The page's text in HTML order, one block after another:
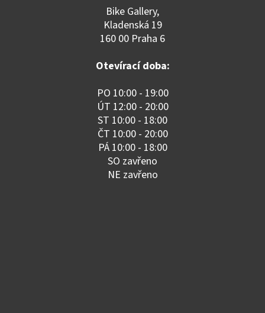
Bike Gallery,
Kladenská 19
160 00 Praha 6
Otevírací doba:
PO 10:00 - 19:00
ÚT 12:00 - 20:00
ST 10:00 - 18:00
ČT 10:00 - 20:00
PÁ 10:00 - 18:00
SO zavřeno
NE zavřeno